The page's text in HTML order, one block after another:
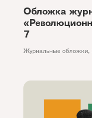
Обложка
7
Журнальные обложки,